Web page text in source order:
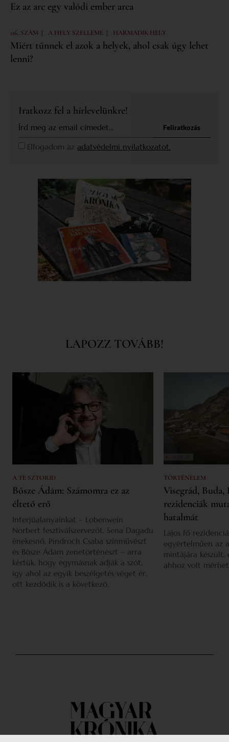
Ez az arc egy valódi ember arca
116. SZÁM | A HELY SZELLEME | HARMADIK HELY
Miért tűnnek el azok a helyek, ahol csak úgy lehet
lenni?
Iratkozz fel a hírlevelünkre!
Elfogadom az adatvédelmi nyilatkozatot.
Feliratkozás
LAPOZZ TOVÁBB!
A TE SZTORID
Bősze Ádám: Számomra ez az
éltető erő
Interjúalanyainkat – Lobenwein
Norbert fesztiválszervezőt, Sena Dagadu
énekesnő, Pindroch Csaba színművészt
és Bősze Ádám zenetörténészt – arra
kértük, hogy egymásnak adják a szót,
így ahol az egyik beszélgetés véget ér,
ott kezdődik is a következő.
TÖRTÉNELEM
Visegrád,
rezidenciák
hatalmát
Lajos fő
egyértelműen az
mintájára készült,
ahhoz volt